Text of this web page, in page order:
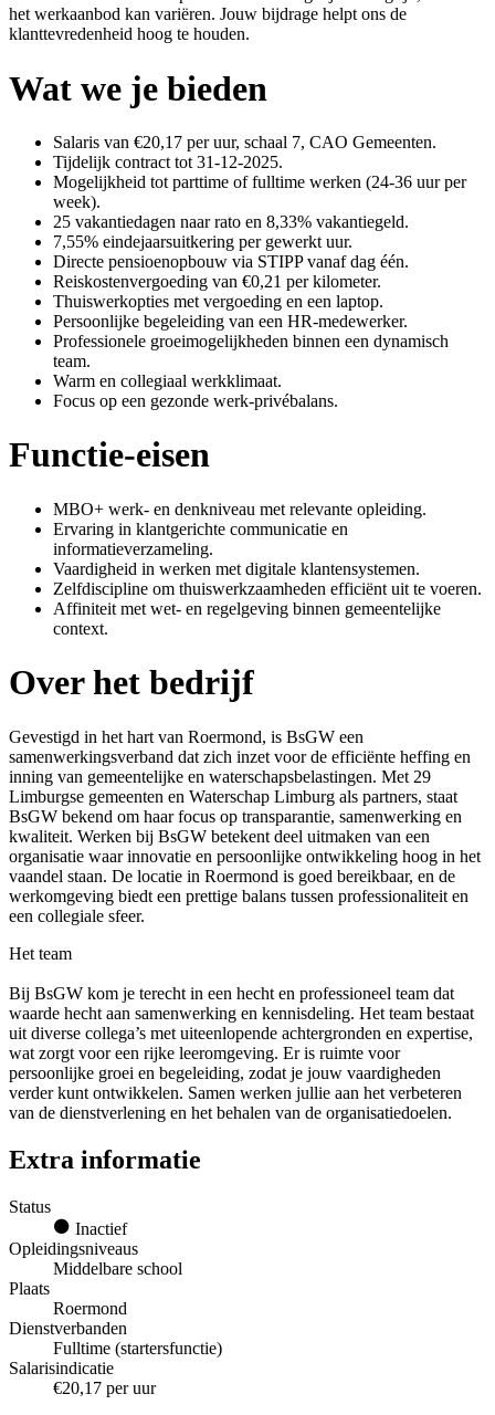
het werkaanbod kan variëren. Jouw bijdrage helpt ons de
klanttevredenheid hoog te houden.
Wat we je bieden
Salaris van €20,17 per uur, schaal 7, CAO Gemeenten.
Tijdelijk contract tot 31-12-2025.
Mogelijkheid tot parttime of fulltime werken (24-36 uur per
week).
25 vakantiedagen naar rato en 8,33% vakantiegeld.
7,55% eindejaarsuitkering per gewerkt uur.
Directe pensioenopbouw via STIPP vanaf dag één.
Reiskostenvergoeding van €0,21 per kilometer.
Thuiswerkopties met vergoeding en een laptop.
Persoonlijke begeleiding van een HR-medewerker.
Professionele groeimogelijkheden binnen een dynamisch
team.
Warm en collegiaal werkklimaat.
Focus op een gezonde werk-privébalans.
Functie-eisen
MBO+ werk- en denkniveau met relevante opleiding.
Ervaring in klantgerichte communicatie en
informatieverzameling.
Vaardigheid in werken met digitale klantensystemen.
Zelfdiscipline om thuiswerkzaamheden efficiënt uit te voeren.
Affiniteit met wet- en regelgeving binnen gemeentelijke
context.
Over het bedrijf
Gevestigd in het hart van Roermond, is BsGW een
samenwerkingsverband dat zich inzet voor de efficiënte heffing en
inning van gemeentelijke en waterschapsbelastingen. Met 29
Limburgse gemeenten en Waterschap Limburg als partners, staat
BsGW bekend om haar focus op transparantie, samenwerking en
kwaliteit. Werken bij BsGW betekent deel uitmaken van een
organisatie waar innovatie en persoonlijke ontwikkeling hoog in het
vaandel staan. De locatie in Roermond is goed bereikbaar, en de
werkomgeving biedt een prettige balans tussen professionaliteit en
een collegiale sfeer.
Het team
Bij BsGW kom je terecht in een hecht en professioneel team dat
waarde hecht aan samenwerking en kennisdeling. Het team bestaat
uit diverse collega’s met uiteenlopende achtergronden en expertise,
wat zorgt voor een rijke leeromgeving. Er is ruimte voor
persoonlijke groei en begeleiding, zodat je jouw vaardigheden
verder kunt ontwikkelen. Samen werken jullie aan het verbeteren
van de dienstverlening en het behalen van de organisatiedoelen.
Extra informatie
Status
Inactief
Opleidingsniveaus
Middelbare school
Plaats
Roermond
Dienstverbanden
Fulltime (startersfunctie)
Salarisindicatie
€20,17 per uur